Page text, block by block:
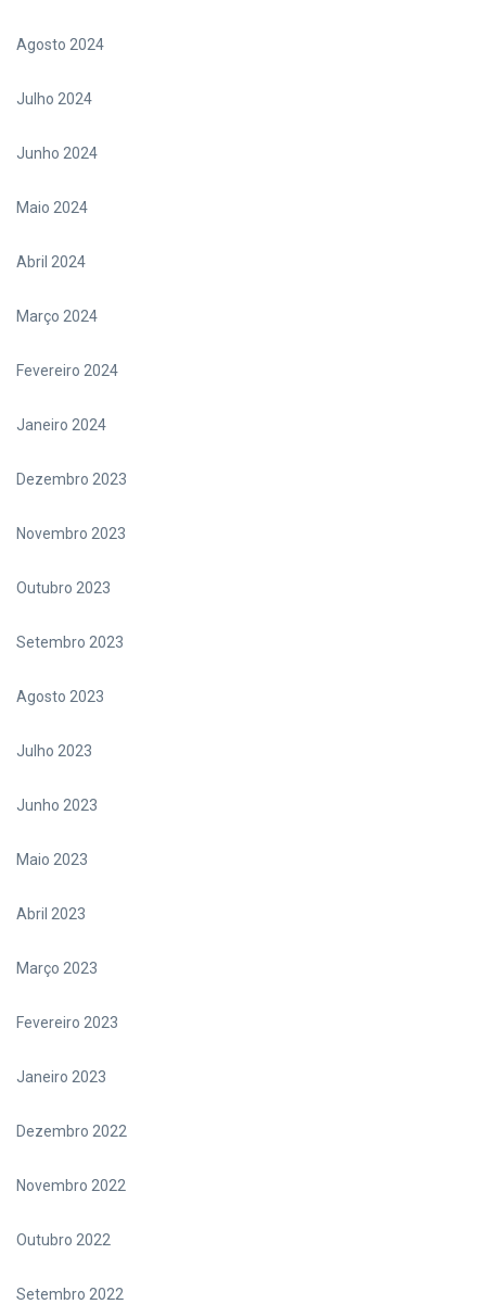
Agosto 2024
Julho 2024
Junho 2024
Maio 2024
Abril 2024
Março 2024
Fevereiro 2024
Janeiro 2024
Dezembro 2023
Novembro 2023
Outubro 2023
Setembro 2023
Agosto 2023
Julho 2023
Junho 2023
Maio 2023
Abril 2023
Março 2023
Fevereiro 2023
Janeiro 2023
Dezembro 2022
Novembro 2022
Outubro 2022
Setembro 2022